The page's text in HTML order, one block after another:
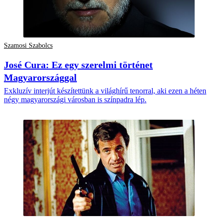
Szamosi Szabolcs
José Cura: Ez egy szerelmi történet
Magyarországgal
Exkluzív interjút készítettünk a világhírű tenorral, aki ezen a héten
négy magyarországi városban is színpadra lép.